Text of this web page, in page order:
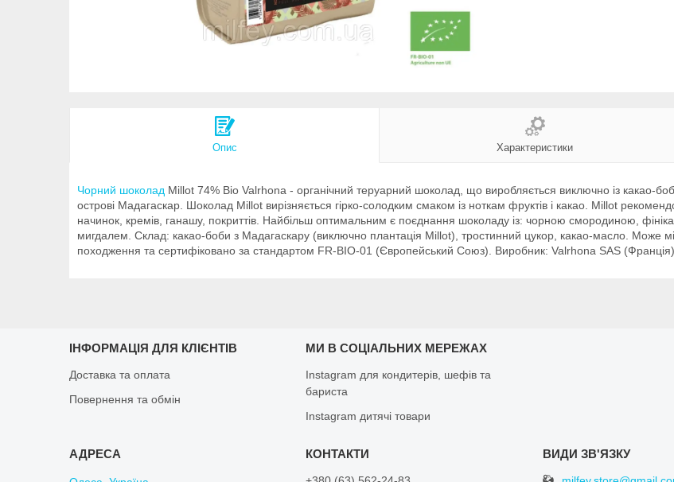
Опис Характеристики
Чорний шоколад Millot 74% Bio Valrhona - органічний теруарний шоколад, що виробляється виключно із какао-
острові Мадагаскар. Шоколад Millot вирізняється гірко-солодким смаком із ноткам фруктів і какао. Millot
начинок, кремів, ганашу, покриттів. Найбільш оптимальним є поєднання шоколаду із: чорною смородиною,
мигдалем. Склад: какао-боби з Мадагаскару (виключно плантація Millot), тростинний цукор, какао-масло. Може
походження та сертифіковано за стандартом FR-BIO-01 (Європейський Союз). Виробник: Valrhona SAS
ІНФОРМАЦІЯ ДЛЯ КЛІЄНТІВ
Доставка та оплата
Повернення та обмін
МИ В СОЦІАЛЬНИХ МЕРЕЖАХ
Instagram для кондитерів, шефів та
бариста
Instagram дитячі товари